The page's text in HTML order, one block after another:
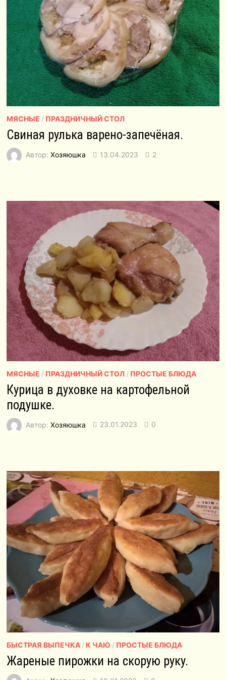
МЯСНЫЕ / ПРАЗДНИЧНЫЙ СТОЛ
Свиная рулька варено-запечёная.
Автор: Хозяюшка 13.04.2023 2
МЯСНЫЕ / ПРАЗДНИЧНЫЙ СТОЛ/ ПРОСТЫЕ БЛЮДА
Курица в духовке на картофельной
подушке.
Автор: Хозяюшка 23.01.2023 0
БЫСТРАЯ ВЫПЕЧКА/ К ЧАЮ / ПРОСТЫЕ БЛЮДА
Жареные пирожки на скорую руку.